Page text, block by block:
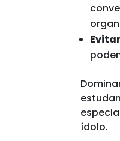
ídolo.